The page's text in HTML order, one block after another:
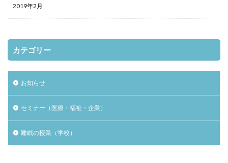
2019年2月
カテゴリー
お知らせ
セミナー（医療・福祉・企業）
睡眠の授業（学校）